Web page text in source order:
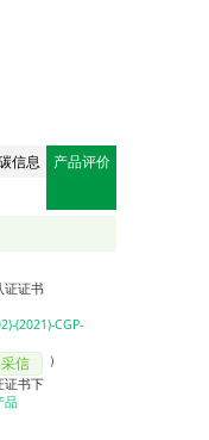
信息 产品评价
证证书
(2021)-CGP-
信
）
证书下
品